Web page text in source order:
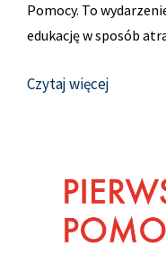
Pomocy. To
edukację w sposób
Czytaj więcej